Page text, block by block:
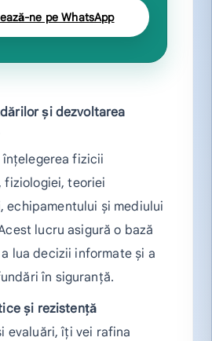
ne pe WhatsApp
și dezvoltarea
fizicii
fiziologiei, teoriei
echipamentului și mediului
lucru asigură o bază
lua decizii informate și a
în siguranță.
și rezistență
evaluări, îți vei rafina